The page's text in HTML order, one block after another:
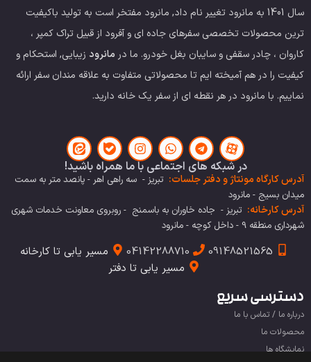
سال 1401 به مانرود تغییر نام داد, مانرود مفتخر است به تولید باکیفیت
ترین محصولات تخصصی سفرهای جاده ای و آفرود از قبیل تراک کمپر ،
کاروان ، چادر سقفی و سایبان بغل خودرو. ما در مانرود زیبایی, استحکام و
کیفیت را در هم آمیخته ایم تا محصولاتی متفاوت به علاقه مندان سفر ارائه
نماییم. با مانرود در هر نقطه ای از سفر یک خانه دارید.
در شبکه های اجتماعی با ما همراه باشید!
آدرس کارگاه مونتاژ و دفتر جلسات: تبریز - سه راهی اهر - پانصد متر به سمت
میدان بسیج - مانرود
آدرس کارخانه: تبریز - جاده خاوران به باسمنج - روبروی معاونت خدمات شهری
شهرداری منطقه 9 - داخل کوچه - مانرود
09148521565
04142288710
مسیر یابی تا کارخانه
مسیر یابی تا دفتر
دسترسی سریع
درباره ما / تماس با ما
محصولات ما
نمایشگاه ها